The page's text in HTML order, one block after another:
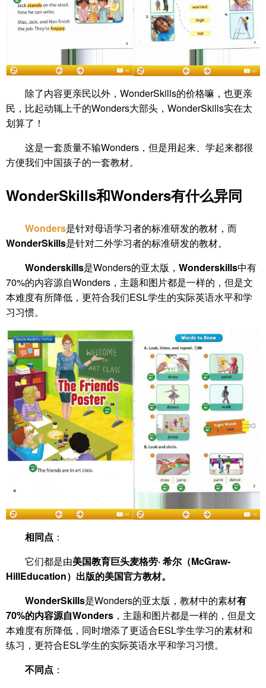
除了内容更亲民以外，WonderSkills的价格嘛，也更亲
民，比起动辄上千的Wonders大部头，WonderSkills实在太
划算了！
这是一套质量不输Wonders，但是用起来、学起来都很
方便我们中国孩子的一套教材。
WonderSkills和Wonders有什么异同
Wonders是针对母语学习者的标准研发的教材，而
WonderSkills是针对二外学习者的标准研发的教材。
Wonderskills是Wonders的亚太版， Wonderskills中有
70%的内容源自Wonders，主题和图片都是一样的，但是文
本难度有所降低，更符合我们ESL学生的实际英语水平和学
习习惯。
相同点 ：
它们都是由美国教育巨头麦格劳· 希尔（McGraw-
HillEducation）出版的美国官方教材。
WonderSkills是Wonders的亚太版，教材中的素材有
70%的内容源自Wonders ，主题和图片都是一样的，但是文
本难度有所降低，同时增添了更适合ESL学生学习的素材和
练习，更符合ESL学生的实际英语水平和学习习惯。
不同点 ：